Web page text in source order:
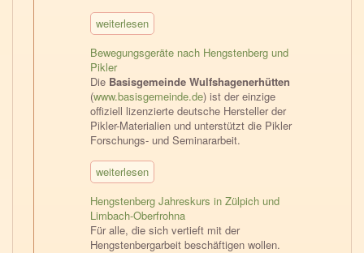
weiterlesen
Bewegungsgeräte nach Hengstenberg und
Pikler
Die Basisgemeinde Wulfshagenerhütten
(www.basisgemeinde.de) ist der einzige
offiziell lizenzierte deutsche Hersteller der
Pikler-Materialien und unterstützt die Pikler
Forschungs- und Seminararbeit.
weiterlesen
Hengstenberg Jahreskurs in Zülpich und
Limbach-Oberfrohna
Für alle, die sich vertieft mit der
Hengstenbergarbeit beschäftigen wollen.